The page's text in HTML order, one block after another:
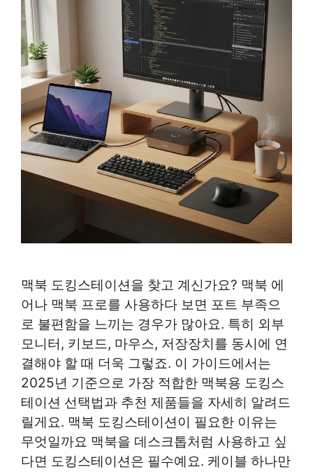
맥북 도킹스테이션을 찾고 계신가요? 맥북 에
어나 맥북 프로를 사용하다 보면 포트 부족으
로 불편함을 느끼는 경우가 많아요. 특히 외부
모니터, 키보드, 마우스, 저장장치를 동시에 연
결해야 할 때 더욱 그렇죠. 이 가이드에서는
2025년 기준으로 가장 적합한 맥북용 도킹스
테이션 선택법과 추천 제품들을 자세히 알려드
릴게요. 맥북 도킹스테이션이 필요한 이유는
무엇일까요 맥북을 데스크톱처럼 사용하고 싶
다면 도킹스테이션은 필수예요. 케이블 하나만